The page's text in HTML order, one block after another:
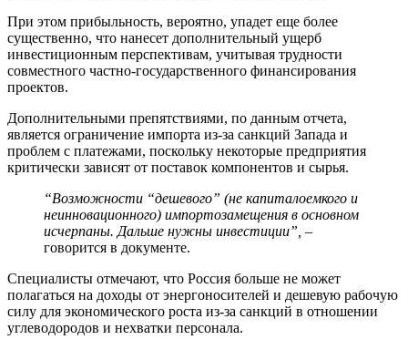
При этом прибыльность, вероятно, упадет еще более
существенно, что нанесет дополнительный ущерб
инвестиционным перспективам, учитывая трудности
совместного частно-государственного финансирования
проектов.
Дополнительными препятствиями, по данным отчета,
является ограничение импорта из-за санкций Запада и
проблем с платежами, поскольку некоторые предприятия
критически зависят от поставок компонентов и сырья.
“Возможности “дешевого” (не капиталоемкого и
неинновационного) импортозамещения в основном
исчерпаны. Дальше нужны инвестиции”, –
говорится в документе.
Специалисты отмечают, что Россия больше не может
полагаться на доходы от энергоносителей и дешевую рабочую
силу для экономического роста из-за санкций в отношении
углеводородов и нехватки персонала.